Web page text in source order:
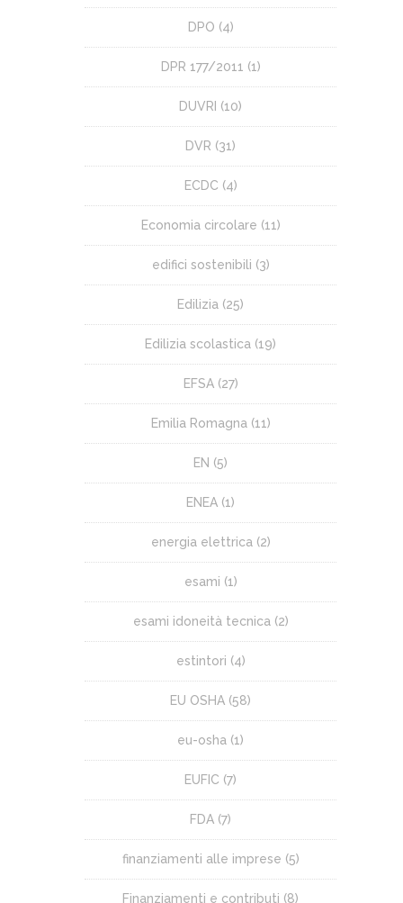
DPO (4)
DPR 177/2011 (1)
DUVRI (10)
DVR (31)
ECDC (4)
Economia circolare (11)
edifici sostenibili (3)
Edilizia (25)
Edilizia scolastica (19)
EFSA(27)
Emilia Romagna (11)
EN (5)
ENEA (1)
energia elettrica (2)
esami (1)
esami idoneità tecnica (2)
estintori (4)
EU OSHA (58)
eu-osha (1)
EUFIC (7)
FDA (7)
finanziamenti alle imprese (5)
Finanziamenti e contributi (8)